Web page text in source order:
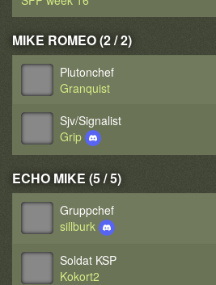
MIKE ROMEO (2 / 2)
Plutonchef
Granquist
Sjv/Signalist
Grip
ECHO MIKE (5 / 5)
Gruppchef
sillburk
Soldat KSP
Kokort2